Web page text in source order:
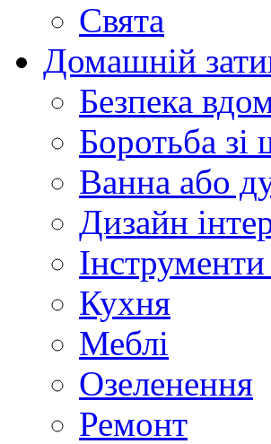
Свята
Домашній
Безпека
Боротьба
Ванна або
Дизайн
Кухня
Меблі
Озеленення
Ремонт